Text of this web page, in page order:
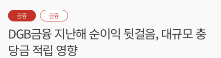
금융 금융
DGB금융 지난해 순이익 뒷걸음, 대규모 충
당금 적립 영향